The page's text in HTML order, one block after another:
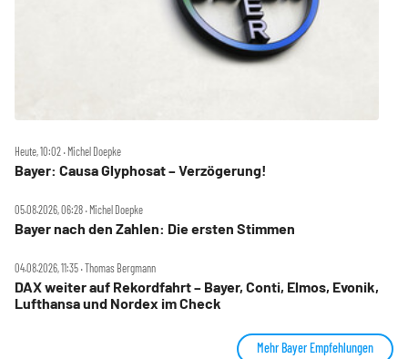
Heute, 10:02 ‧ Michel Doepke
Bayer: Causa Glyphosat – Verzögerung!
05.08.2026, 06:28 ‧ Michel Doepke
Bayer nach den Zahlen: Die ersten Stimmen
04.08.2026, 11:35 ‧ Thomas Bergmann
DAX weiter auf Rekordfahrt – Bayer, Conti, Elmos, Evonik,
Lufthansa und Nordex im Check
Mehr Bayer Empfehlungen